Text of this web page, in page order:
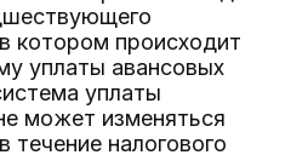
котором происходит
уплаты авансовых
уплаты
может изменяться
течение налогового